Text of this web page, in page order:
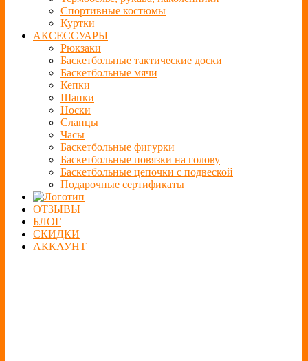
Спортивные костюмы
Куртки
АКСЕССУАРЫ
Рюкзаки
Баскетбольные тактические доски
Баскетбольные мячи
Кепки
Шапки
Носки
Сланцы
Часы
Баскетбольные фигурки
Баскетбольные повязки на голову
Баскетбольные цепочки с подвеской
Подарочные сертификаты
ОТЗЫВЫ
БЛОГ
СКИДКИ
АККАУНТ